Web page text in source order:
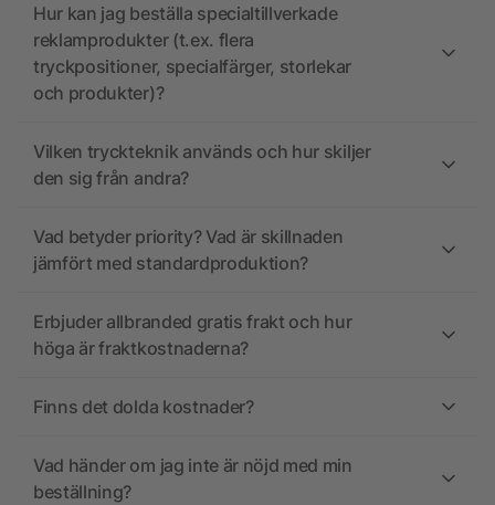
Hur kan jag beställa specialtillverkade
reklamprodukter (t.ex. flera
tryckpositioner, specialfärger, storlekar
och produkter)?
Vilken tryckteknik används och hur skiljer
den sig från andra?
Vad betyder priority? Vad är skillnaden
jämfört med standardproduktion?
Erbjuder allbranded gratis frakt och hur
höga är fraktkostnaderna?
Finns det dolda kostnader?
Vad händer om jag inte är nöjd med min
beställning?